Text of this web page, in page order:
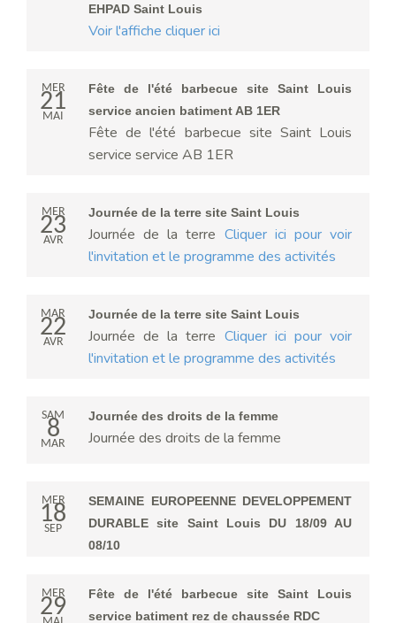
EHPAD Saint Louis
Voir l'affiche cliquer ici
MER
21
MAI
Fête de l'été barbecue site Saint Louis
service ancien batiment AB 1ER
Fête de l'été barbecue site Saint Louis
service service AB 1ER
MER
23
AVR
Journée de la terre site Saint Louis
Journée de la terre Cliquer ici pour voir
l'invitation et le programme des activités
MAR
22
AVR
Journée de la terre site Saint Louis
Journée de la terre Cliquer ici pour voir
l'invitation et le programme des activités
SAM
8
MAR
Journée des droits de la femme
Journée des droits de la femme
MER
18
SEP
SEMAINE EUROPEENNE DEVELOPPEMENT
DURABLE site Saint Louis DU 18/09 AU
08/10
MER
29
Fête de l'été barbecue site Saint Louis
service batiment rez de chaussée RDC